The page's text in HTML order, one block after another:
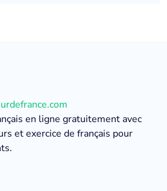
en ligne gratuitement avec
et exercice de français pour